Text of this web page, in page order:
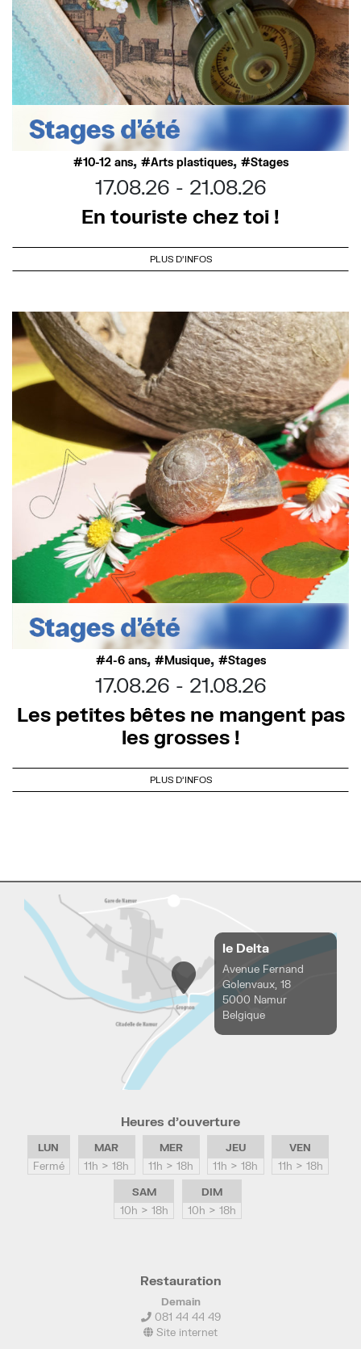
10-12 ans, Arts plastiques, Stages
17.08.26
21.08.26
En touriste chez toi !
PLUS D'INFOS
4-6 ans, Musique, Stages
17.08.26
21.08.26
Les petites bêtes ne mangent pas
les grosses !
PLUS D'INFOS
le Delta
Avenue Fernand
Golenvaux, 18
5000 Namur
Belgique
Heures d’ouverture
LUN
Fermé
MAR
11h > 18h
MER
11h > 18h
JEU
11h > 18h
VEN
11h > 18h
SAM
10h > 18h
DIM
10h > 18h
Restauration
Demain
081 44 44 49
Site internet